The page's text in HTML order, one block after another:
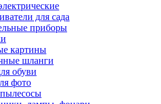
для сада
приборы
картины
шланги
обуви
фото